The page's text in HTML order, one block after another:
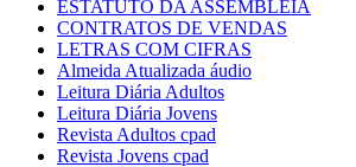
ESTATUTO DA ASSEMBLEIA
CONTRATOS DE VENDAS
LETRAS COM CIFRAS
Almeida Atualizada áudio
Leitura Diária Adultos
Leitura Diária Jovens
Revista Adultos cpad
Revista Jovens cpad